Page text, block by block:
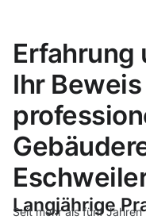
Erfahrung
Ihr
Langjährige
Seit mehr als fünf